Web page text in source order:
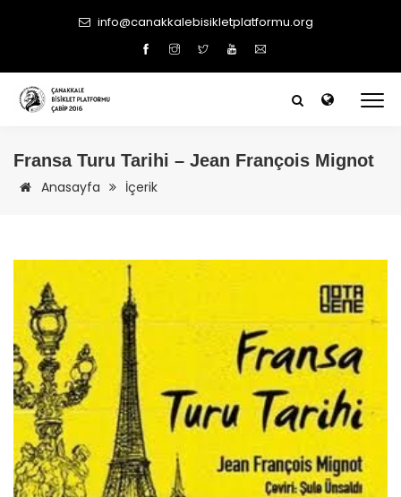
info@canakkalebisikletplatformu.org
Fransa Turu Tarihi – Jean François Mignot
Anasayfa İçerik